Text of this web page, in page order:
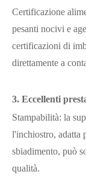
Certificazione
pesanti nocivi e
certificazioni di
direttamente a
3. Eccellenti
Stampabilità: la
l'inchiostro, adatta
sbiadimento, può
qualità.